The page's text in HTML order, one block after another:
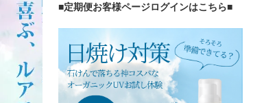
■定期便お客様ページログインはこちら■